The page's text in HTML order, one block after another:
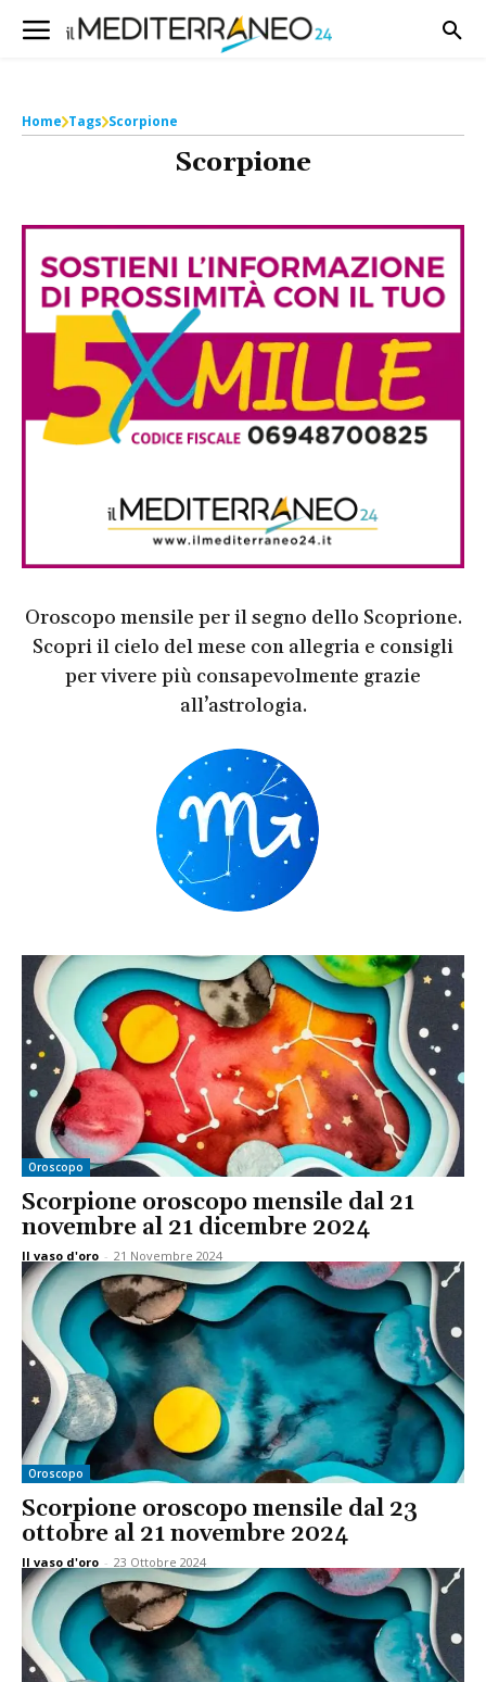
Home Tags Scorpione
Scorpione
Oroscopo mensile per il segno dello Scoprione.
Scopri il cielo del mese con allegria e consigli
per vivere più consapevolmente grazie
all’astrologia.
Oroscopo
Scorpione oroscopo mensile dal 21
novembre al 21 dicembre 2024
Il vaso d'oro - 21 Novembre 2024
Oroscopo
Scorpione oroscopo mensile dal 23
ottobre al 21 novembre 2024
Il vaso d'oro - 23 Ottobre 2024